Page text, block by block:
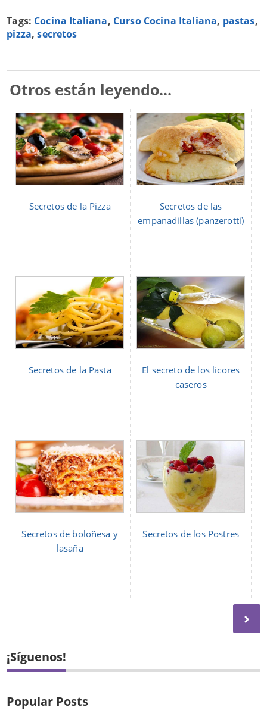
Tags: Cocina Italiana, Curso Cocina Italiana, pastas,
pizza,secretos
Otros están leyendo...
Secretos de la Pizza
Secretos de las
empanadillas (panzerotti)
Secretos de la Pasta
El secreto de los licores
caseros
Secretos de boloñesa y
lasaña
Secretos de los Postres
¡Síguenos!
Popular Posts